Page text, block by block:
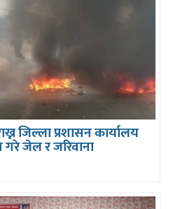
जिल्ला प्रशासन कार्यालय
जेल र जरिवाना